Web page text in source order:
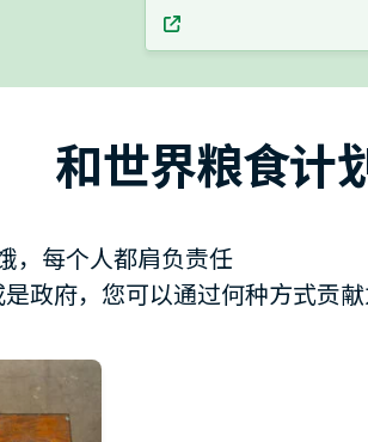
和世界粮食计
，每个人都肩负责任
政府，您可以通过何种方式贡